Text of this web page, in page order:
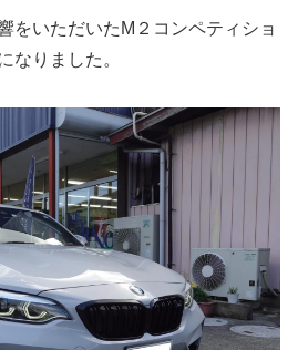
をいただいたM２コンペティショ
なりました。